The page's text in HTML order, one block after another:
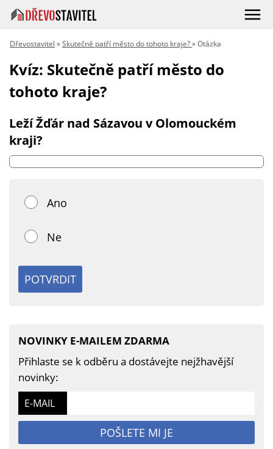
Dřevostavitel »Skutečně patří město do tohoto kraje?» Otázka
Kvíz: Skutečně patří město do
tohoto kraje?
Leží Žďár nad Sázavou v Olomouckém
kraji?
Ano
Ne
POTVRDIT
NOVINKY E-MAILEM ZDARMA
Přihlaste se k odběru a dostávejte nejžhavější
novinky:
E-MAIL
POŠLETE MI JE